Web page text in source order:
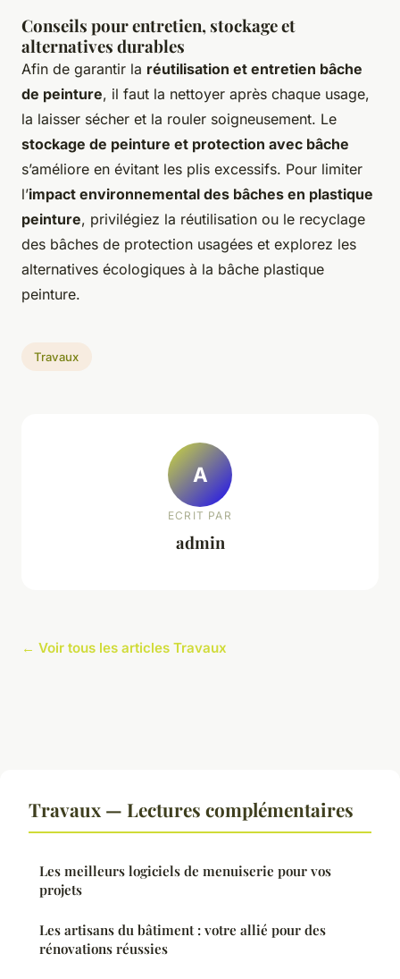
Conseils pour entretien, stockage et
alternatives durables
Afin de garantir la réutilisation et entretien bâche
de peinture, il faut la nettoyer après chaque usage,
la laisser sécher et la rouler soigneusement. Le
stockage de peinture et protection avec bâche
s’améliore en évitant les plis excessifs. Pour limiter
l’impact environnemental des bâches en plastique
peinture, privilégiez la réutilisation ou le recyclage
des bâches de protection usagées et explorez les
alternatives écologiques à la bâche plastique
peinture.
Travaux
A
ECRIT PAR
admin
← Voir tous les articles Travaux
Travaux — Lectures complémentaires
Les meilleurs logiciels de menuiserie pour vos
projets
Les artisans du bâtiment : votre allié pour des
rénovations réussies